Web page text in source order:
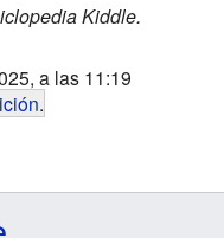
Kiddle.
a las 11:19
.